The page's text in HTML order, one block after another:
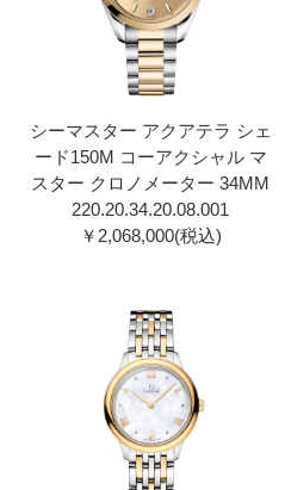
シーマスター アクアテラ シェ
ード150M コーアクシャル マ
スター クロノメーター 34MM
220.20.34.20.08.00 1
￥2,068,000(税込)